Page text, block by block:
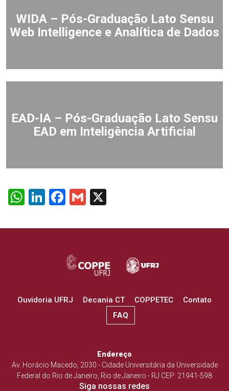
WIDA – Pós-Graduação Lato Sensu
Web Intelligence e Analítica de Dados
EAD-IA – Pós-Graduação Lato Sensu
EAD em Inteligência Artificial
WhatsApp
LinkedIn
Facebook
Gmail
Ouvidoria UFRJ Decania CT COPPETEC
Contato
FAQ
Endereço
Av. Horácio Macedo, 2030 - Cidade Universitária da Universidade
Federal do Rio de Janeiro, Rio de Janeiro - RJ CEP: 21941-598
Siga nossas redes